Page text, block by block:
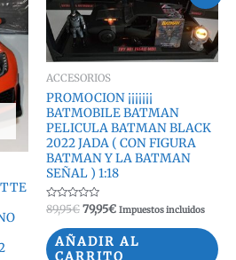
ACCESORIOS
PROMOCION ¡¡¡¡¡¡¡
BATMOBILE BATMAN
PELICULA BATMAN BLACK
2022 JADA ( CON FIGURA
BATMAN Y LA BATMAN
SEÑAL ) 1:18
Valorado
con
de
5
89,95€ El
original
era:
79,95€El
actual
es:
Impuestos incluidos
AÑADIR AL
CARRITO